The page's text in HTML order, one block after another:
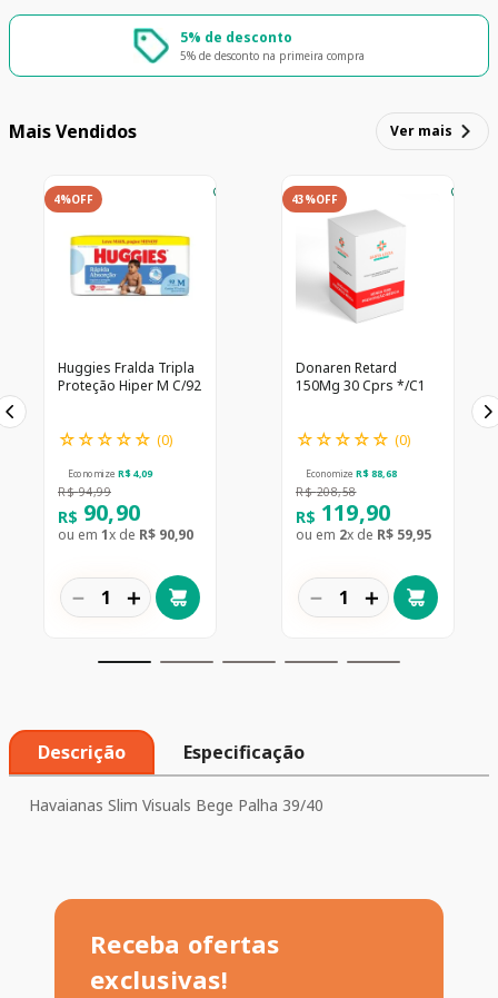
5% de desconto
5% de desconto na primeira compra
Mais Vendidos Ver mais
4%OFF
Huggies Fralda Tripla
Proteção Hiper M C/92
☆☆☆☆☆ (0)
Economize R$ 4,09
R$ 94,99
R$ 90,90
ou em 1x de R$ 90,90
＋
－
43%OFF
Donaren Retard
150Mg 30 Cprs */C1
☆☆☆☆☆ (0)
Economize R$ 88,68
R$ 208,58
R$ 119,90
ou em 2x de R$ 59,95
＋
－
Descrição Especificação
Havaianas Slim Visuals Bege Palha 39/40
Receba ofertas
exclusivas!